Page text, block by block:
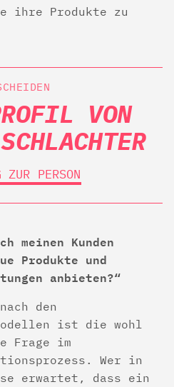
ihre Produkte zu
VON
PERSON
meinen Kunden
Produkte und
anbieten?“
den
ist die wohl
Frage im
Wer in
erwartet, dass ein